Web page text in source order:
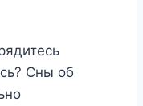
Сны об